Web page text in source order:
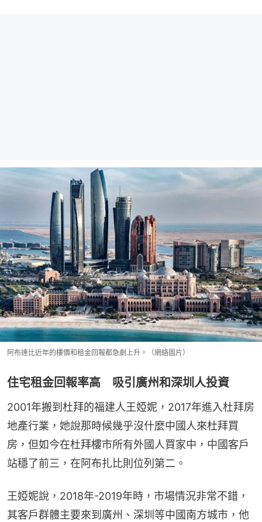
阿布達比近年的樓價和租金回報都急劇上升。（網絡圖片）
住宅租金回報率高 吸引廣州和深圳人投資
2001年搬到杜拜的福建人王婭妮，2017年進入杜拜房
地產行業，她說那時候幾乎沒什麼中國人來杜拜買
房，但如今在杜拜樓市所有外國人買家中，中國客戶
站穩了前三，在阿布扎比則位列第二。
王婭妮說，2018年-2019年時，市場情況非常不錯，
其客戶群體主要來到廣州、深圳等中國南方城市，他